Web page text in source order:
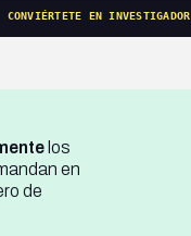
CONVIÉRTETE EN INVESTIGADOR
los
en
de